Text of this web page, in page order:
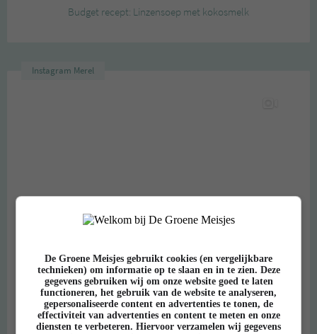
Budget recept: Linzensoep met kokosmelk
Instagram Merel
De Groene Meisjes gebruikt cookies (en vergelijkbare
technieken) om informatie op te slaan en in te zien. Deze
gegevens gebruiken wij om onze website goed te laten
functioneren, het gebruik van de website te analyseren,
gepersonaliseerde content en advertenties te tonen, de
effectiviteit van advertenties en content te meten en onze
diensten te verbeteren. Hiervoor verzamelen wij gegevens